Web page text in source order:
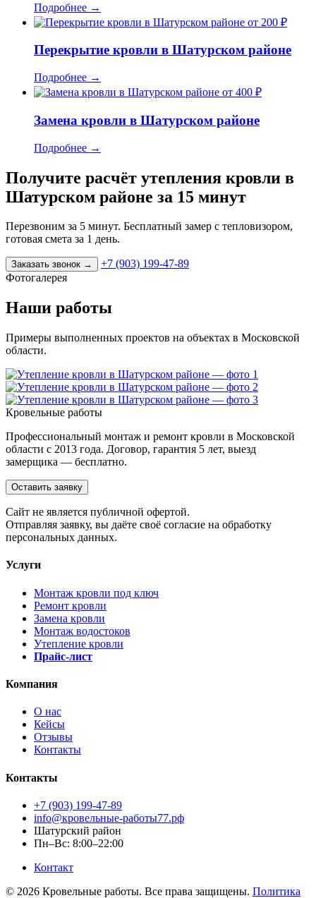
Подробнее →
от 200 ₽
Перекрытие кровли в Шатурском районе
Подробнее →
от 400 ₽
Замена кровли в Шатурском районе
Подробнее →
Получите расчёт утепления кровли в
Шатурском районе за 15 минут
Перезвоним за 5 минут. Бесплатный замер с тепловизором,
готовая смета за 1 день.
Заказать звонок →
+7 (903) 199-47-89
Фотогалерея
Наши работы
Примеры выполненных проектов на объектах в Московской
области.
Кровельные работы
Профессиональный монтаж и ремонт кровли в Московской
области с 2013 года. Договор, гарантия 5 лет, выезд
замерщика — бесплатно.
Оставить заявку
Cайт не является публичной офертой.
Отправляя заявку, вы даёте своё согласие на обработку
персональных данных.
Услуги
Монтаж кровли под ключ
Ремонт кровли
Замена кровли
Монтаж водостоков
Утепление кровли
Прайс-лист
Компания
О нас
Кейсы
Отзывы
Контакты
Контакты
+7 (903) 199-47-89
info@кровельные-работы77.рф
Шатурский район
Пн–Вс: 8:00–22:00
Контакт
© 2026 Кровельные работы. Все права защищены. Политика